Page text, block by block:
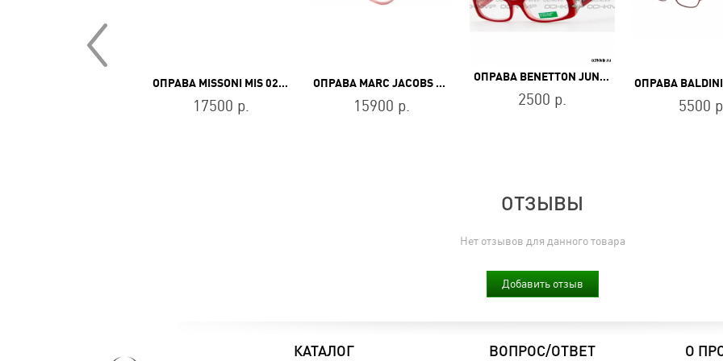
ОПРАВА MISSONI MIS 0200 807
17500 р.
ОПРАВА MARC JACOBS MARC 617 C9A
15900 р.
ОПРАВА BENETTON JUNIOR BB 144 R5
2500 р. 5500 р.
ОТЗЫВЫ
Нет отзывов для данного товара
Добавить отзыв
КАТАЛОГ ВОПРОС/ОТВЕТ О